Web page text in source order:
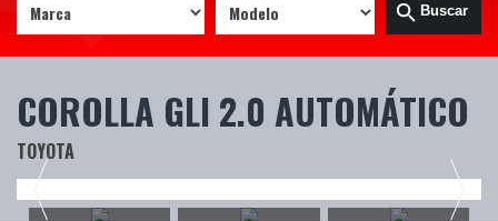
Buscar
COROLLA GLI 2.0 AUTOMÁTICO
TOYOTA